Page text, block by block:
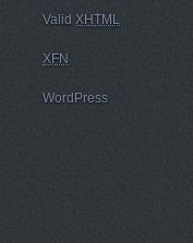
Valid XHTML
XFN
WordPress